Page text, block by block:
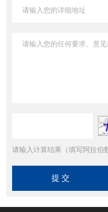
请输入计算结果（填写阿拉伯